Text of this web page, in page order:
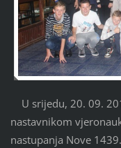
U srijedu, 20. 09.
nastavnikom
nastupanja Nove